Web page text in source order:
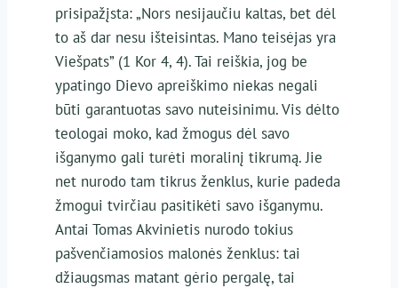
prisipažįsta: „Nors nesijaučiu kaltas, bet dėl
to aš dar nesu išteisintas. Mano teisėjas yra
Viešpats” (1 Kor 4, 4). Tai reiškia, jog be
ypatingo Dievo apreiškimo niekas negali
būti garantuotas savo nuteisinimu. Vis dėlto
teologai moko, kad žmogus dėl savo
išganymo gali turėti moralinį tikrumą. Jie
net nurodo tam tikrus ženklus, kurie padeda
žmogui tvirčiau pasitikėti savo išganymu.
Antai Tomas Akvinietis nurodo tokius
pašvenčiamosios malonės ženklus: tai
džiaugsmas matant gėrio pergalę, tai